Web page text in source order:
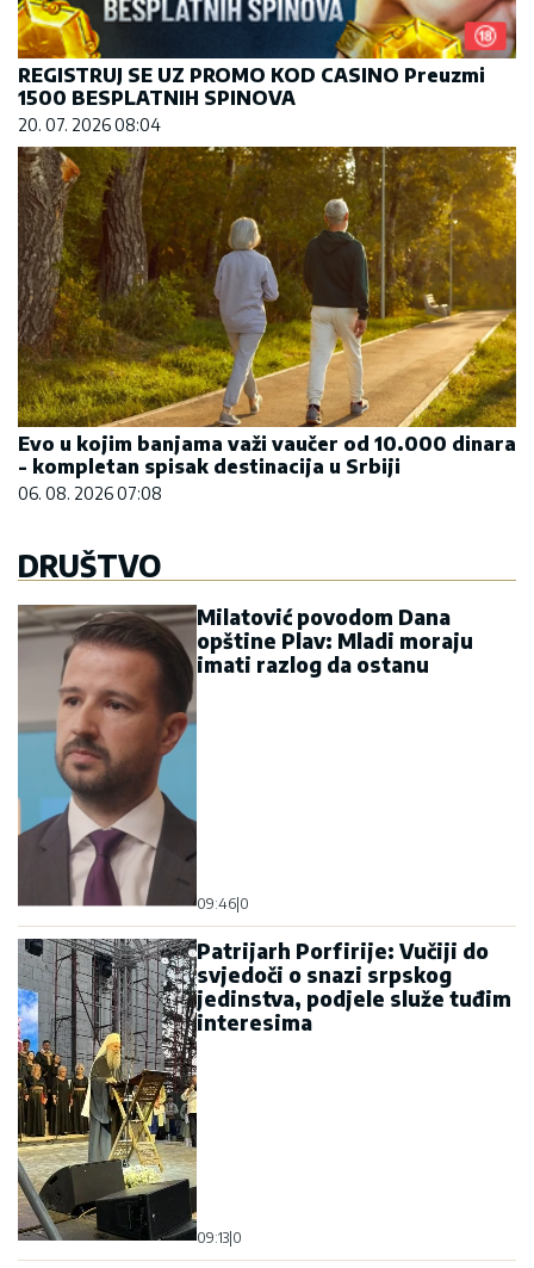
REGISTRUJ SE UZ PROMO KOD CASINO Preuzmi
1500 BESPLATNIH SPINOVA
20. 07. 2026 08:04
Evo u kojim banjama važi vaučer od 10.000 dinara
- kompletan spisak destinacija u Srbiji
06. 08. 2026 07:08
DRUŠTVO
Milatović povodom Dana
opštine Plav: Mladi moraju
imati razlog da ostanu
09:46 0
Patrijarh Porfirije: Vučiji do
svjedoči o snazi srpskog
jedinstva, podjele služe tuđim
interesima
09:13 0